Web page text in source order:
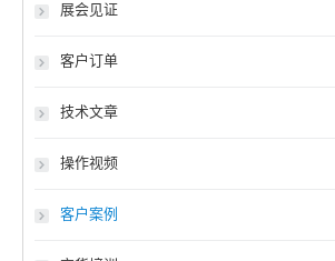
展会见证
客户订单
技术文章
操作视频
客户案例